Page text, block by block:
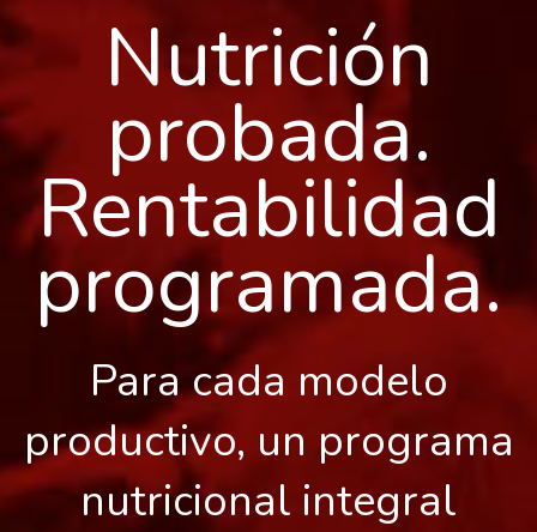
Nutrición
probada.
Rentabilidad
programada.
Para cada modelo
productivo, un programa
nutricional integral